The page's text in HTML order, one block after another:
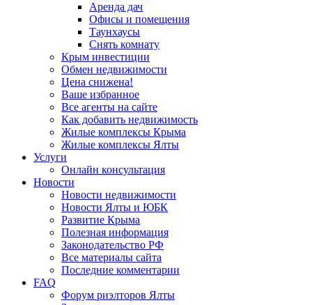
Аренда дач
Офисы и помещения
Таунхаусы
Снять комнату
Крым инвестиции
Обмен недвижимости
Цена снижена!
Ваше избранное
Все агенты на сайте
Как добавить недвижимость
Жилые комплексы Крыма
Жилые комплексы Ялты
Услуги
Онлайн консультация
Новости
Новости недвижимости
Новости Ялты и ЮБК
Развитие Крыма
Полезная информация
Законодательство РФ
Все материалы сайта
Последние комментарии
FAQ
Форум риэлторов Ялты